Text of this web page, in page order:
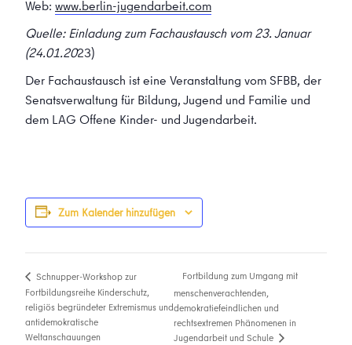
Web: www.berlin-jugendarbeit.com
Quelle: Einladung zum Fachaustausch vom 23. Januar
(24.01.2023)
Der Fachaustausch ist eine Veranstaltung vom SFBB, der
Senatsverwaltung für Bildung, Jugend und Familie und
dem LAG Offene Kinder- und Jugendarbeit.
Zum Kalender hinzufügen
Schnupper-Workshop zur
Fortbildungsreihe Kinderschutz,
religiös begründeter Extremismus und
antidemokratische
Weltanschauungen
Fortbildung zum Umgang mit
menschenverachtenden,
demokratiefeindlichen und
rechtsextremen Phänomenen in
Jugendarbeit und Schule